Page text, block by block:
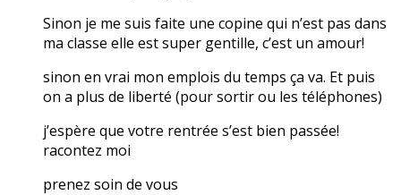
Sinon je me suis faite une copine qui n’est pas dans
ma classe elle est super gentille, c’est un amour!
sinon en vrai mon emplois du temps ça va. Et puis
on a plus de liberté (pour sortir ou les téléphones)
j’espère que votre rentrée s’est bien passée!
racontez moi
prenez soin de vous